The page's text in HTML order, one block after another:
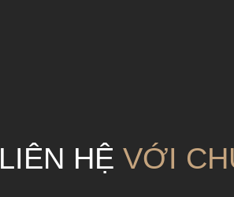
LIÊN HỆVỚI